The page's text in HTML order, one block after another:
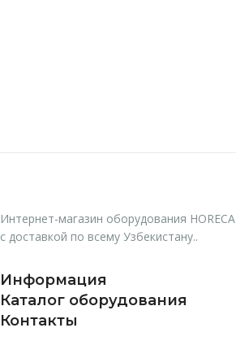
Интернет-магазин оборудования HORECA
с доставкой по всему Узбекистану..
Информация
Каталог оборудования
Контакты